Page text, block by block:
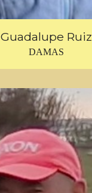
Guadalupe Ruiz
DAMAS